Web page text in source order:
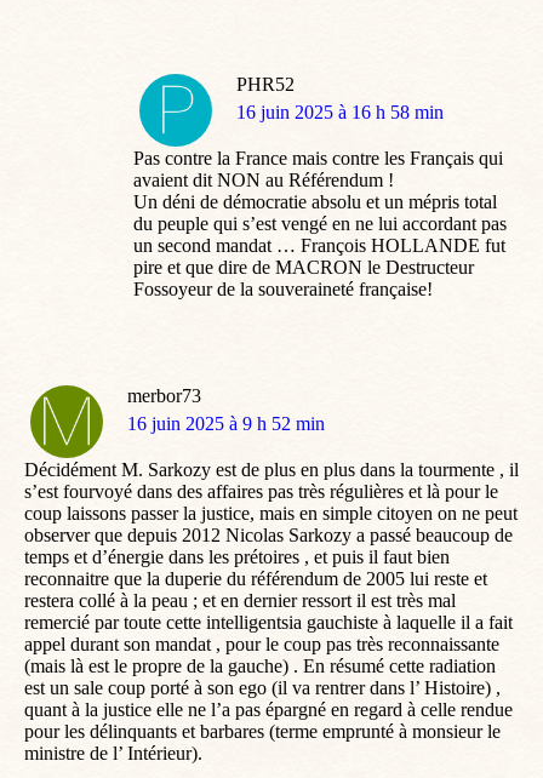
PHR52
dit
16 juin 2025 à 16 h 58 min
Pas contre la France mais contre les Français qui
avaient dit NON au Référendum !
Un déni de démocratie absolu et un mépris total
du peuple qui s’est vengé en ne lui accordant pas
un second mandat … François HOLLANDE fut
pire et que dire de MACRON le Destructeur
Fossoyeur de la souveraineté française!
merbor73
dit
16 juin 2025 à 9 h 52 min
Décidément M. Sarkozy est de plus en plus dans la tourmente , il
s’est fourvoyé dans des affaires pas très régulières et là pour le
coup laissons passer la justice, mais en simple citoyen on ne peut
observer que depuis 2012 Nicolas Sarkozy a passé beaucoup de
temps et d’énergie dans les prétoires , et puis il faut bien
reconnaitre que la duperie du référendum de 2005 lui reste et
restera collé à la peau ; et en dernier ressort il est très mal
remercié par toute cette intelligentsia gauchiste à laquelle il a fait
appel durant son mandat , pour le coup pas très reconnaissante
(mais là est le propre de la gauche) . En résumé cette radiation
est un sale coup porté à son ego (il va rentrer dans l’ Histoire) ,
quant à la justice elle ne l’a pas épargné en regard à celle rendue
pour les délinquants et barbares (terme emprunté à monsieur le
ministre de l’ Intérieur).